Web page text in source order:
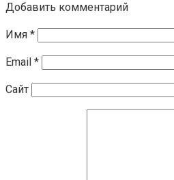
Добавить комментарий
Имя *
Email *
Сайт